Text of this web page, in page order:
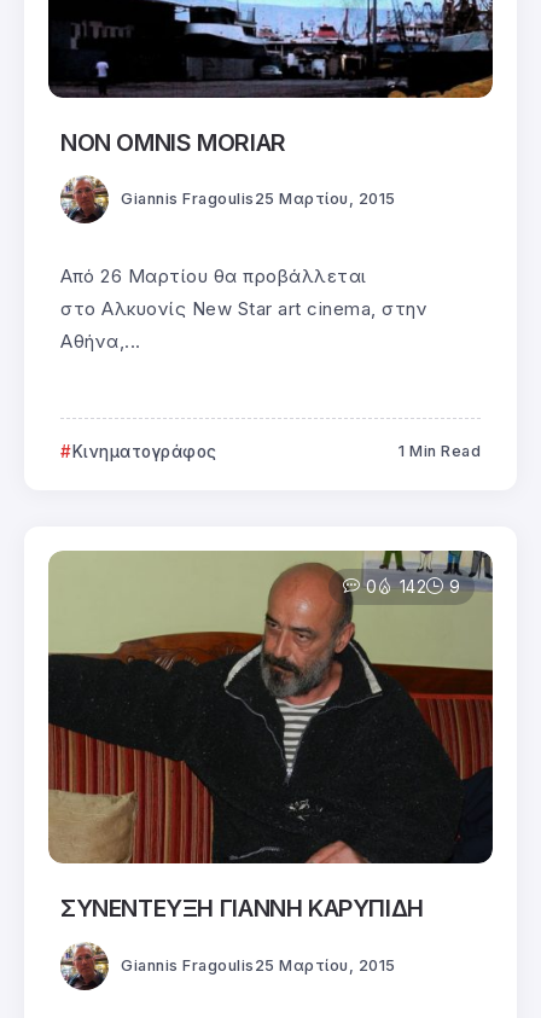
NON OMNIS MORIAR
Giannis Fragoulis 25 Μαρτίου, 2015
Από 26 Μαρτίου θα προβάλλεται
στo Αλκυονίς New Star art cinema, στην
Αθήνα,...
Κινηματογράφος 1 Min Read
0 142 9
ΣΥΝΕΝΤΕΥΞΗ ΓΙΑΝΝΗ ΚΑΡΥΠΙΔΗ
Giannis Fragoulis 25 Μαρτίου, 2015